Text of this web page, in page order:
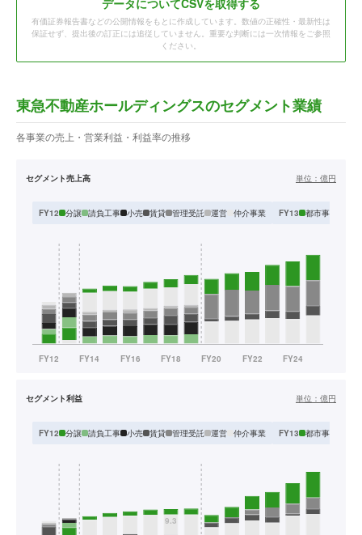
データについてCSVを取得する
有価証券報告書などの公開情報をもとに作成しています。数値の正確性・最新性は
保証せず、提出後の訂正には追従していません。重要な判断には一次情報をご参照
ください。
東急不動産ホールディングスのセグメント業績
各事業の売上・営業利益・利益率の推移
セグメント売上高 単位： 億円
FY12 分譲 請負工事 小売 賃貸 管理受託 運営 仲介事業 FY13 都市事業
セグメント利益 単位： 億円
FY12 分譲 請負工事 小売 賃貸 管理受託 運営 仲介事業 FY13 都市事業